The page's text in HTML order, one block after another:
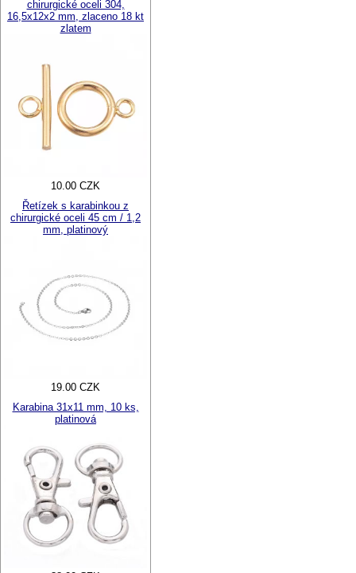
chirurgické oceli 304,
16,5x12x2 mm, zlaceno 18 kt
zlatem
10.00 CZK
Řetízek s karabinkou z
chirurgické oceli 45 cm / 1,2
mm, platinový
19.00 CZK
Karabina 31x11 mm, 10 ks,
platinová